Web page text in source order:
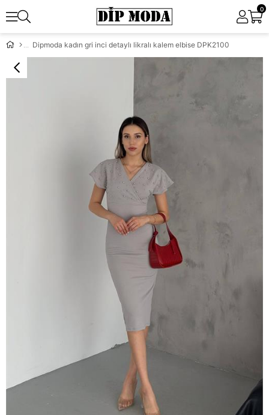
0
Dipmoda kadın gri inci detaylı likralı kalem elbise DPK2100